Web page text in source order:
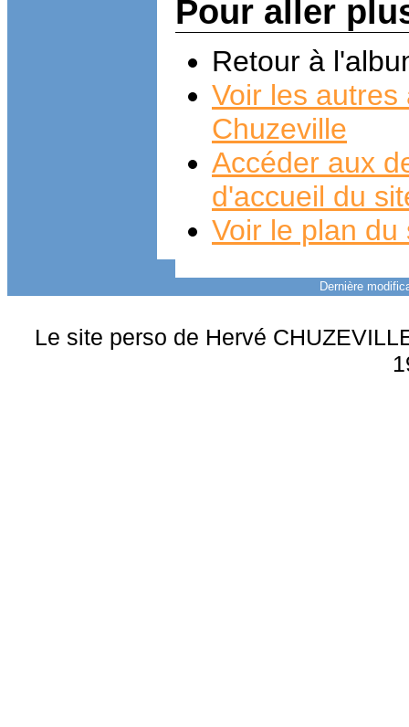
Pour aller
Retour à
Voir les
Chuzeville
Accéder aux
d'accueil du
Voir le plan du
Dernière
Le site perso de Hervé